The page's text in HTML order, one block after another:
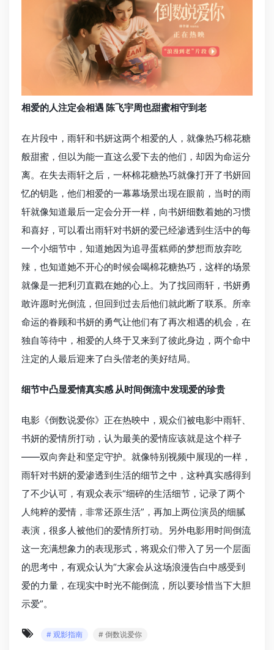
相爱的人注定会相遇 陈飞宇周也甜蜜相守到老
在片段中，雨轩和书妍这两个相爱的人，就像热巧棉花糖
般甜蜜，但以为能一直这么爱下去的他们，却因为命运分
离。在失去雨轩之后，一杯棉花糖热巧就像打开了书妍回
忆的钥匙，他们相爱的一幕幕场景出现在眼前，当时的雨
轩就像知道最后一定会分开一样，向书妍细数着她的习惯
和喜好，可以看出雨轩对书妍的爱已经渗透到生活中的每
一个小细节中，知道她因为追寻蛋糕师的梦想而放弃吃
辣，也知道她不开心的时候会喝棉花糖热巧，这样的场景
就像是一把利刃直戳在她的心上。为了找回雨轩，书妍勇
敢许愿时光倒流，但回到过去后他们就此断了联系。所幸
命运的眷顾和书妍的勇气让他们有了再次相遇的机会，在
独自等待中，相爱的人终于又来到了彼此身边，两个命中
注定的人最后迎来了白头偕老的美好结局。
细节中凸显爱情真实感 从时间倒流中发现爱的珍贵
电影《倒数说爱你》正在热映中，观众们被电影中雨轩、
书妍的爱情所打动，认为最美的爱情应该就是这个样子
——双向奔赴和坚定守护。就像特别视频中展现的一样，
雨轩对书妍的爱渗透到生活的细节之中，这种真实感得到
了不少认可，有观众表示“细碎的生活细节，记录了两个
人纯粹的爱情，非常还原生活”，再加上两位演员的细腻
表演，很多人被他们的爱情所打动。另外电影用时间倒流
这一充满想象力的表现形式，将观众们带入了另一个层面
的思考中，有观众认为“大家会从这场浪漫告白中感受到
爱的力量，在现实中时光不能倒流，所以要珍惜当下大胆
示爱”。
# 观影指南 # 倒数说爱你